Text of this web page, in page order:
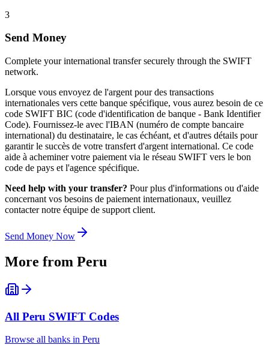
3
Send Money
Complete your international transfer securely through the SWIFT
network.
Lorsque vous envoyez de l'argent pour des transactions
internationales vers cette banque spécifique, vous aurez besoin de ce
code SWIFT BIC (code d'identification de banque - Bank Identifier
Code). Fournissez-le avec l'IBAN (numéro de compte bancaire
international) du destinataire, le cas échéant, et d'autres détails pour
garantir le succès de votre transfert d'argent international. Ce code
aide à acheminer votre paiement via le réseau SWIFT vers le bon
code de pays et l'agence spécifique.
Need help with your transfer? Pour plus d'informations ou d'aide
concernant vos besoins de paiement internationaux, veuillez
contacter notre équipe de support client.
Send Money Now
More from Peru
All Peru SWIFT Codes
Browse all banks in Peru